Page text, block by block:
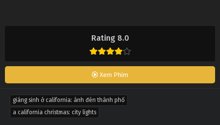
Rating 8.0
Xem Phim
giáng sinh ở california: ánh đèn thành phố
a california christmas: city lights